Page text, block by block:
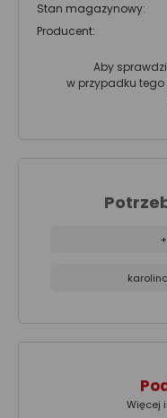
Stan magazynowy:
Producent:
Aby
w przypadku
Więcej